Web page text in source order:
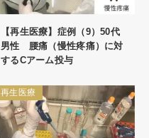
【再生医療】症例（9）50代
男性 腰痛（慢性疼痛）に対
するCアーム投与
再生医療